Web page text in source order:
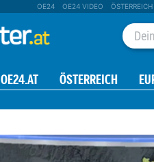
OE24 OE24 VIDEO ÖSTERREICH
OE24.AT ÖSTERREICH